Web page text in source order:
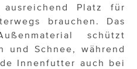
Platz für
brauchen. Das
schützt
und Schnee, während
Innenfutter auch bei